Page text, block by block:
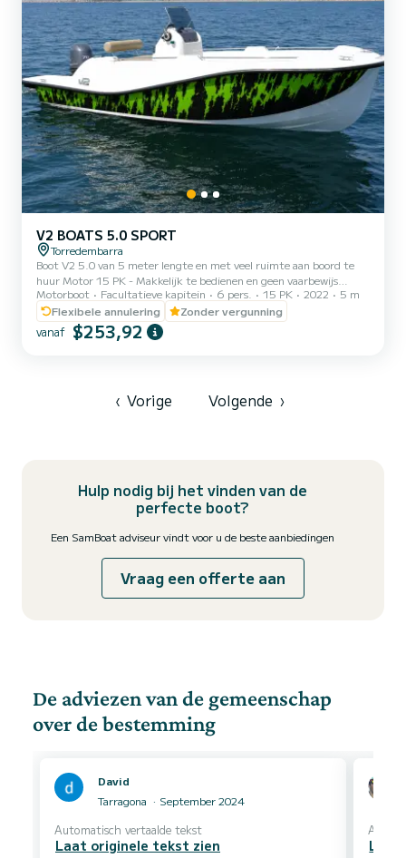
V2 BOATS 5.0 SPORT
Torredembarra
Boot V2 5.0 van 5 meter lengte en met veel ruimte aan boord te
huur Motor 15 PK - Makkelijk te bedienen en geen vaarbewijs
nodig. Capaciteit 6 personen - Ideaal voor gezinnen, stelletjes of
vriendengroepen. Uitrusting: • Bimini-top️ • Zwemtrap️ • Ruim
zonnedek aan de voorkant Vertrek vanuit Torredembarra Brandstof
niet inbegrepen in de prijs
Motorboot Facultatieve kapitein 6 pers. 15 PK 2022
5 m
Flexibele annulering
Zonder vergunning
vanaf $253,92
‹ Vorige Volgende ›
Hulp nodig bij het vinden van de
perfecte boot?
Een SamBoat adviseur vindt voor u de beste aanbiedingen
Vraag een offerte aan
De adviezen van de gemeenschap
over de bestemming
David
Tarragona
September 2024
Automatisch vertaalde tekst
Laat originele tekst zien Laat